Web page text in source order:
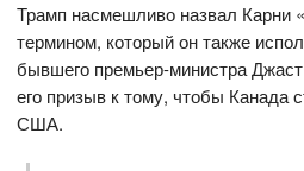
Трамп насмешливо назвал Карни
термином, который он также
бывшего премьер-министра
его призыв к тому, чтобы Канада
США.